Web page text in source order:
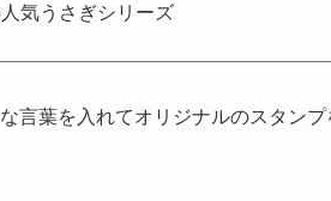
気うさぎシリーズ
言葉を入れてオリジナルのスタン